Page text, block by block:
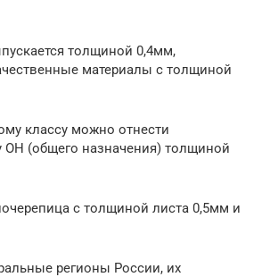
толщиной 0,4мм,
материалы с толщиной
классу можно отнести
ОН (общего назначения) толщиной
с толщиной листа 0,5мм и
регионы России, их